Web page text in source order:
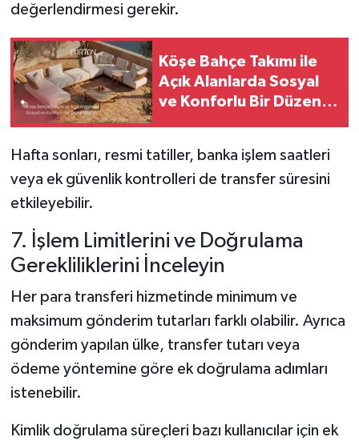
değerlendirmesi gerekir.
Köşe Bahçe Takımı ile
Açık Alanlarda Sosyal
ve Konforlu Bir Düzen
Hafta sonları, resmi tatiller, banka işlem saatleri
veya ek güvenlik kontrolleri de transfer süresini
etkileyebilir.
7. İşlem Limitlerini ve Doğrulama
Gerekliliklerini İnceleyin
Her para transferi hizmetinde minimum ve
maksimum gönderim tutarları farklı olabilir. Ayrıca
gönderim yapılan ülke, transfer tutarı veya
ödeme yöntemine göre ek doğrulama adımları
istenebilir.
Kimlik doğrulama süreçleri bazı kullanıcılar için ek